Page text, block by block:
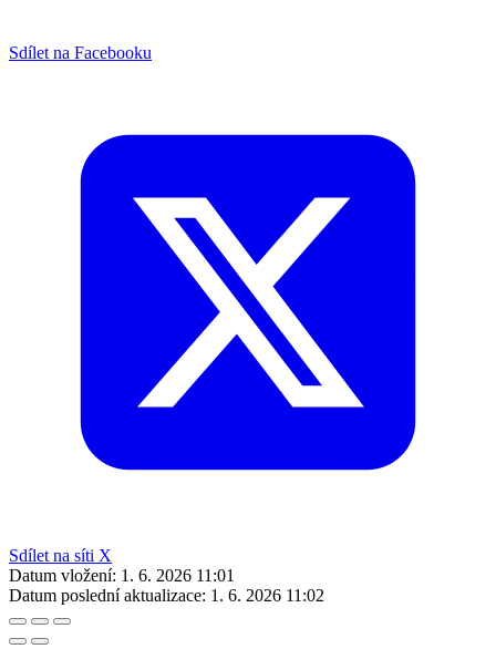
Sdílet na Facebooku
Sdílet na síti X
Datum vložení: 1. 6. 2026 11:01
Datum poslední aktualizace: 1. 6. 2026 11:02